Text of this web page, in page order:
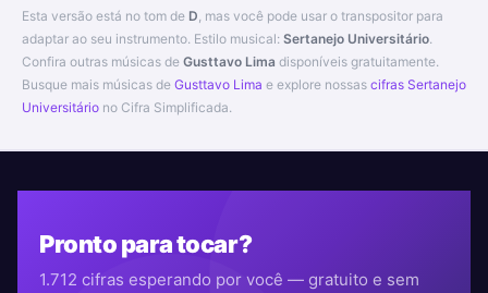
Esta versão está no tom de D , mas você pode usar o transpositor para
adaptar ao seu instrumento. Estilo musical: Sertanejo Universitário.
Confira outras músicas de Gusttavo Lima disponíveis gratuitamente.
Busque mais músicas de Gusttavo Lima e explore nossas cifras Sertanejo
Universitário no Cifra Simplificada.
Pronto para tocar?
1.712 cifras esperando por você — gratuito e sem